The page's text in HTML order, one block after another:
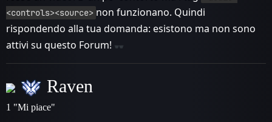
<controls><source> non funzionano. Quindi
rispondendo alla tua domanda: esistono ma non sono
attivi su questo Forum!
Raven
1 "Mi piace"